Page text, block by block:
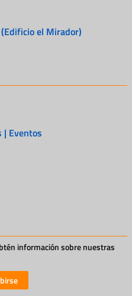
el Mirador)
| Eventos
información sobre nuestras